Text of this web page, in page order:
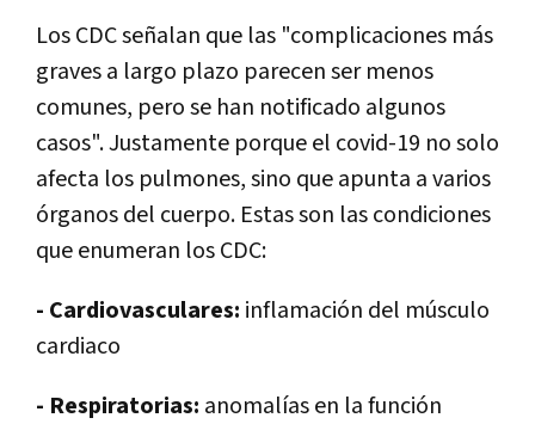
Los CDC señalan que las "complicaciones más
graves a largo plazo parecen ser menos
comunes, pero se han notificado algunos
casos". Justamente porque el covid-19 no solo
afecta los pulmones, sino que apunta a varios
órganos del cuerpo. Estas son las condiciones
que enumeran los CDC:
- Cardiovasculares: inflamación del músculo
cardiaco
- Respiratorias: anomalías en la función